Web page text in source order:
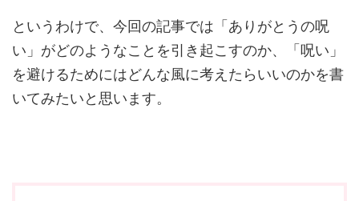
というわけで、今回の記事では「ありがとうの呪
い」がどのようなことを引き起こすのか、「呪い」
を避けるためにはどんな風に考えたらいいのかを書
いてみたいと思います。